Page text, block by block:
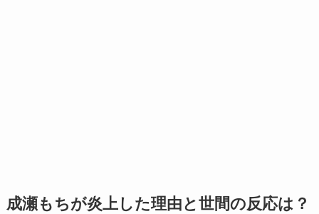
成瀬もちが炎上した理由と世間の反応は？